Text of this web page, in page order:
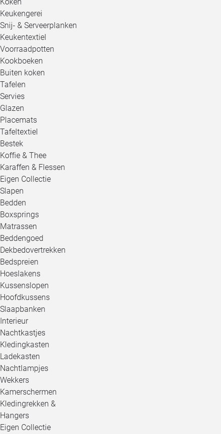
Keukengerei
Snij- & Serveerplanken
Keukentextiel
Voorraadpotten
Kookboeken
Buiten koken
Tafelen
Servies
Glazen
Placemats
Tafeltextiel
Bestek
Koffie & Thee
Karaffen & Flessen
Eigen Collectie
Slapen
Bedden
Boxsprings
Matrassen
Beddengoed
Dekbedovertrekken
Bedspreien
Hoeslakens
Kussenslopen
Hoofdkussens
Slaapbanken
Interieur
Nachtkastjes
Kledingkasten
Ladekasten
Nachtlampjes
Wekkers
Kamerschermen
Kledingrekken &
Hangers
Eigen Collectie